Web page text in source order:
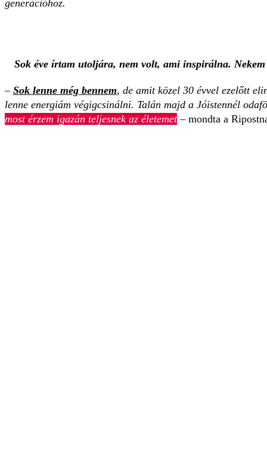
generációhoz.
Sok éve írtam utoljára, nem volt, ami inspirálna.
– Sok lenne még bennem, de amit közel 30 évvel ezelőtt
lenne energiám végigcsinálni. Talán majd a Jóistennél
most érzem igazán teljesnek az életemet – mondta a